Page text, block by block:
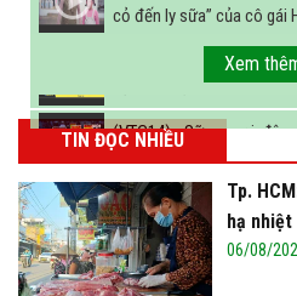
cỏ đến ly sữa” của cô gái
FBNC - Ngành sữa
sữa vào năm 2025
(VTC14) - Sữa ngoại,
miễn thuế nhập khẩu
Xem
TIN ĐỌC NHIỀU
Tp.
hạ nhiệt
06/08/